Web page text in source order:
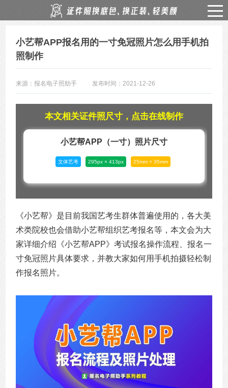
小艺帮APP报名用的一寸免冠照片怎么用手机拍
照制作
来源：报名电子照助手 发布时间：2021-12-26
本文相关证件照尺寸，点击在线制作
小艺帮APP（一寸）照片尺寸
文体艺考 295px × 413px 25mm × 35mm
《小艺帮》是目前我国艺考生群体普遍使用的，各大美
术类院校也会借助小艺帮组织艺考报名等，本文会为大
家详细介绍《小艺帮APP》考试报名操作流程、报名一
寸免冠照片具体要求，并教大家如何用手机拍摄轻松制
作报名照片。